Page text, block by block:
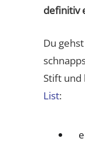
definitiv
Du
Stift
List: